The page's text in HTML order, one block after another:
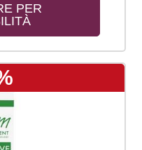
PER